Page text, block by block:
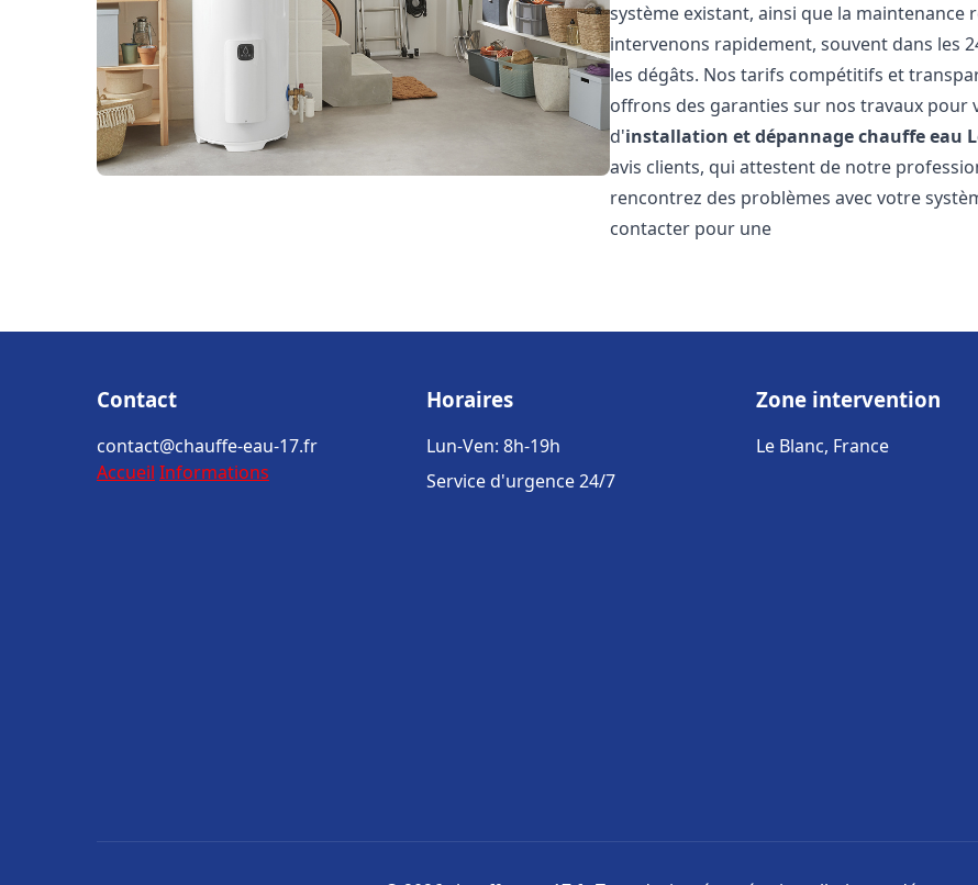
système existant, ainsi que la
intervenons rapidement, souvent dans les
les dégâts. Nos tarifs compétitifs et
offrons des garanties sur nos travaux pour
d'installation et dépannage chauffe eau
avis clients, qui attestent de notre
rencontrez des problèmes avec votre
contacter pour une
Contact
contact@chauffe-eau-17.fr
Accueil Informations
Horaires
Lun-Ven: 8h-19h
Service d'urgence 24/7
Zone intervention
Le Blanc, France